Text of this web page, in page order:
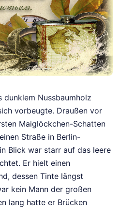
dunklem Nussbaumholz
vorbeugte. Draußen vor
Maiglöckchen-Schatten
Straße in Berlin-
Blick war starr auf das leere
Er hielt einen
dessen Tinte längst
kein Mann der großen
lang hatte er Brücken